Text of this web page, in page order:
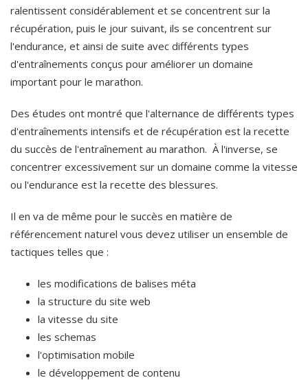
ralentissent considérablement et se concentrent sur la
récupération, puis le jour suivant, ils se concentrent sur
l'endurance, et ainsi de suite avec différents types
d'entraînements conçus pour améliorer un domaine
important pour le marathon.
Des études ont montré que l'alternance de différents types
d'entraînements intensifs et de récupération est la recette
du succès de l'entraînement au marathon. À l'inverse, se
concentrer excessivement sur un domaine comme la vitesse
ou l'endurance est la recette des blessures.
Il en va de même pour le succès en matière de
référencement naturel vous devez utiliser un ensemble de
tactiques telles que :
les modifications de balises méta
la structure du site web
la vitesse du site
les schemas
l'optimisation mobile
le développement de contenu